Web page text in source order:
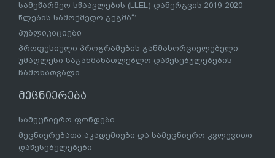
სამეწარმეო სწაავლების (LLEL) დანერგვის 2019-2020
წლების სამოქმედო გეგმა“’
პუბლიკაციები
პროფესიული პროგრამების განმახორციელებელი
უმაღლესი საგანმანათლებლო დაწესებულებების
ჩამონათვალი
მეცნიერება
სამეცნიერო ფონდები
მეცნიერებათა აკადემიები და სამეცნიერო კვლევითი
დაწესებულებები